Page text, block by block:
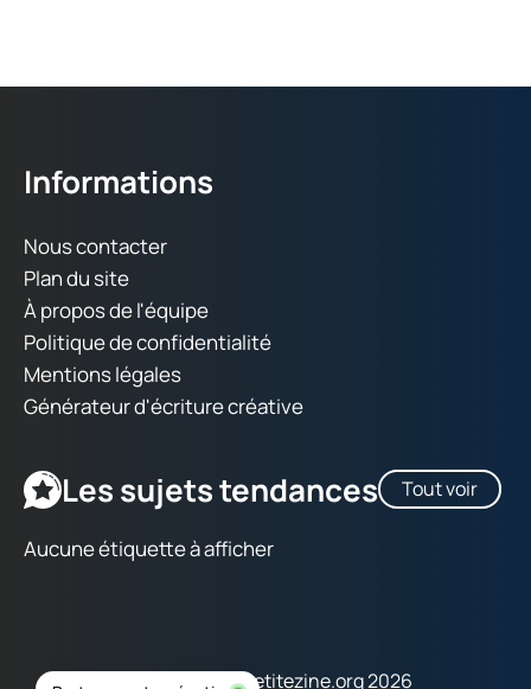
Informations
Nous contacter
Plan du site
À propos de l'équipe
Politique de confidentialité
Mentions légales
Générateur d'écriture créative
Les sujets tendances Tout voir
Aucune étiquette à afficher
Copyright © lapetitezine.org 2026